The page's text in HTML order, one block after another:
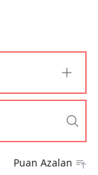
Puan Azalan